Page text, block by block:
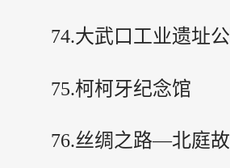
74.大武口工业遗址
75.柯柯牙纪念馆
76.丝绸之路—北庭